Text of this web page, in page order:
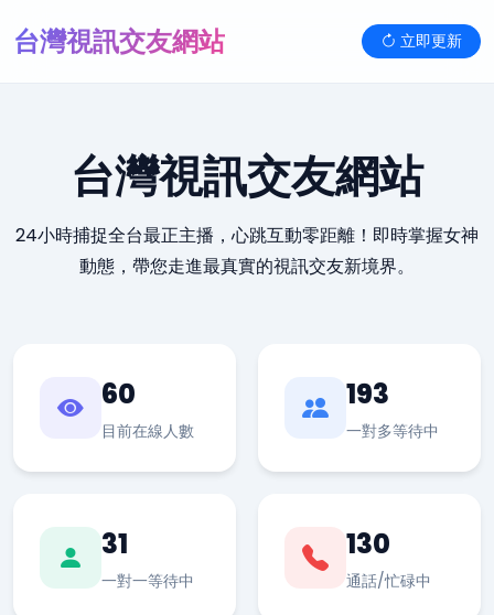
台灣視訊交友網站 立即更新
台灣視訊交友網站
24小時捕捉全台最正主播，心跳互動零距離！即時掌握女神
動態，帶您走進最真實的視訊交友新境界。
60
目前在線人數
193
一對多等待中
31
一對一等待中
130
通話/忙碌中